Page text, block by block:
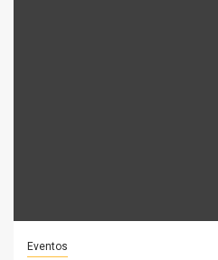
Eventos